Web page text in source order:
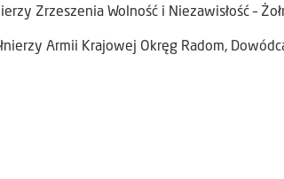
Zrzeszenia Wolność i Niezawisłość –
Armii Krajowej Okręg Radom,